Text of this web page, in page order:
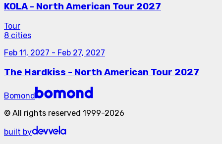
KOLA - North American Tour 2027
Tour
8 cities
Feb 11, 2027 - Feb 27, 2027
The Hardkiss - North American Tour 2027
Bomond
© All rights reserved 1999-2026
built by